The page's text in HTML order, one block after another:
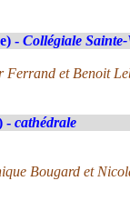
- Collégiale
et Benoit
- cathédrale
Bougard et